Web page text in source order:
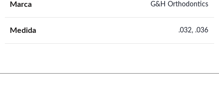
Marca G&H Orthodontics
Medida .032, .036